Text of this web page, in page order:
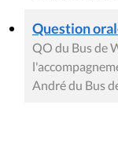
Question
QO du Bus de
André du Bus